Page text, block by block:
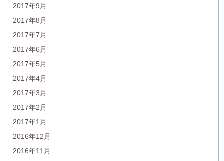
2017年9月
2017年8月
2017年7月
2017年6月
2017年5月
2017年4月
2017年3月
2017年2月
2017年1月
2016年12月
2016年11月